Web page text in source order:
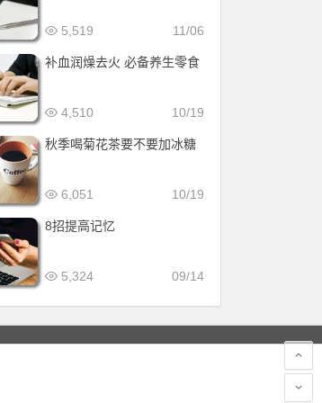
11/06
5,519
补血润燥去火 必备养生零食
10/19
4,510
秋季喝菊花茶要不要加冰糖
10/19
6,051
8招提高记忆
09/14
5,324